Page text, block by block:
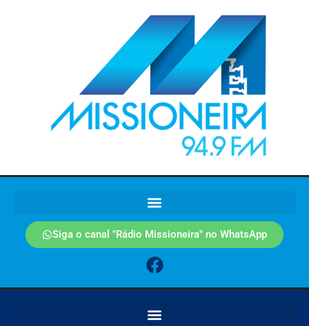
Siga o canal "Rádio Missioneira" no WhatsApp